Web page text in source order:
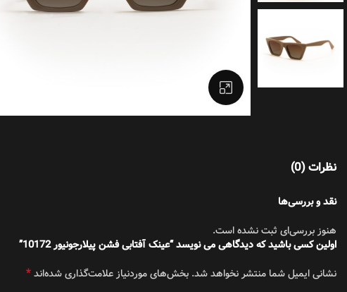
تیشرت خان
نظرات (0)
نقد و بررسی‌ها
هنوز بررسی‌ای ثبت نشده است.
اولین کسی باشید که دیدگاهی می نویسد “عینک آفتابی فشن پیلارجونیور 10172”
نشانی ایمیل شما منتشر نخواهد شد. بخش‌های موردنیاز علامت‌گذاری شده‌اند*